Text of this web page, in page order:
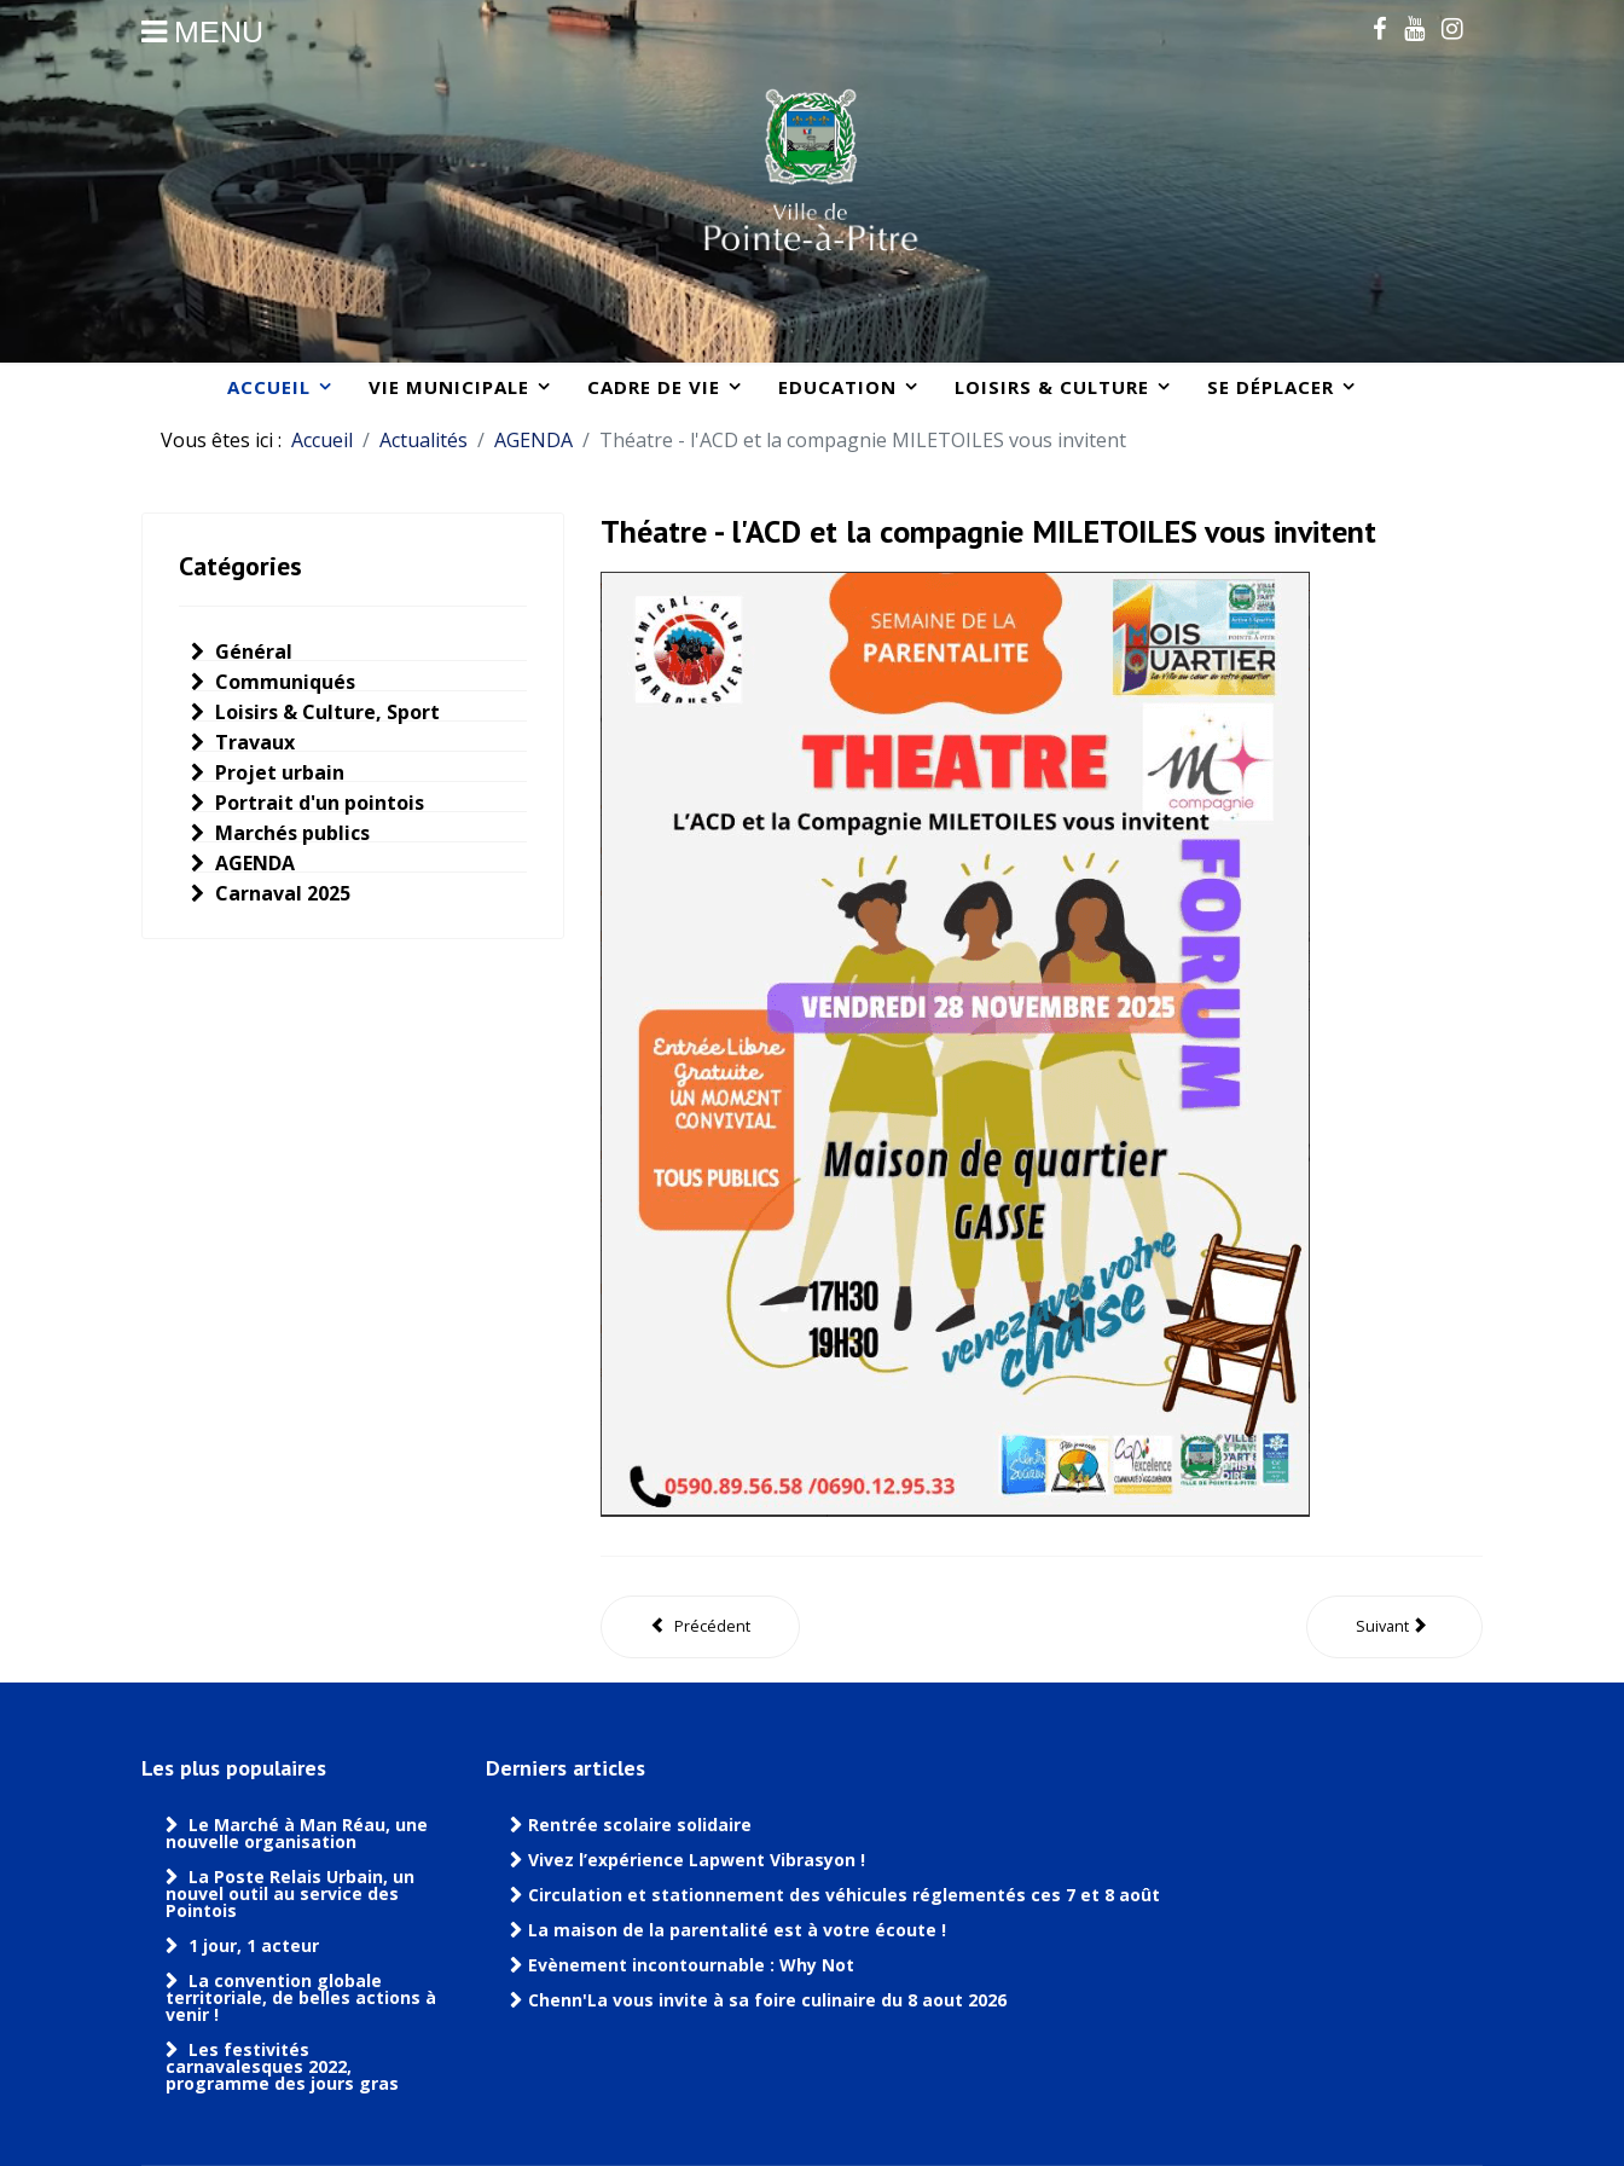
MENU
ACCUEIL VIE MUNICIPALE CADRE DE VIE EDUCATION LOISIRS & CULTURE SE DÉPLACER
Vous êtes ici : Accueil Actualités AGENDA Théatre - l'ACD et la compagnie MILETOILES vous invitent
Catégories
Général
Communiqués
Loisirs & Culture, Sport
Travaux
Projet urbain
Portrait d'un pointois
Marchés publics
AGENDA
Carnaval 2025
Théatre - l'ACD et la compagnie MILETOILES vous invitent
Précédent Suivant
Les plus populaires
Le Marché à Man Réau, une
nouvelle organisation
La Poste Relais Urbain, un
nouvel outil au service des
Pointois
1 jour, 1 acteur
La convention globale
territoriale, de belles actions à
venir !
Les festivités
carnavalesques 2022,
programme des jours gras
Derniers articles
Rentrée scolaire solidaire
Vivez l’expérience Lapwent Vibrasyon !
Circulation et stationnement des véhicules réglementés ces 7 et 8 août
La maison de la parentalité est à votre écoute !
Evènement incontournable : Why Not
Chenn'La vous invite à sa foire culinaire du 8 aout 2026